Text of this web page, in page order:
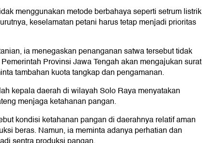
menggunakan metode berbahaya seperti setrum listrik
keselamatan petani harus tetap menjadi prioritas
ia menegaskan penanganan satwa tersebut tidak
Provinsi Jawa Tengah akan mengajukan surat
tambahan kuota tangkap dan pengamanan.
kepala daerah di wilayah Solo Raya menyatakan
menjaga ketahanan pangan.
kondisi ketahanan pangan di daerahnya relatif aman
beras. Namun, ia meminta adanya perhatian dan